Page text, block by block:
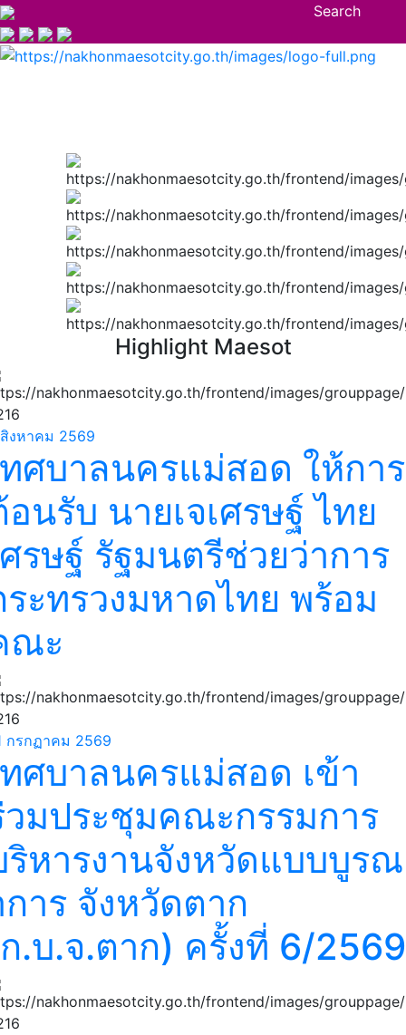
Search
Highlight Maesot
งหาคม 2569
ศบาลนครแม่สอด ให้การ
นรับ นายเจเศรษฐ์ ไทย
รษฐ์ รัฐมนตรีช่วยว่าการ
ะทรวงมหาดไทย พร้อม
ณะ
กรกฏาคม 2569
ศบาลนครแม่สอด เข้า
มประชุมคณะกรรมการ
หารงานจังหวัดแบบบูรณ
าร จังหวัดตาก
.บ.จ.ตาก) ครั้งที่ 6/2569